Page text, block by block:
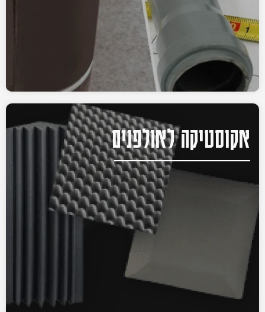
אקוסטיקה לאולפנים